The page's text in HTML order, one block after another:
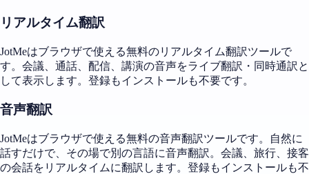
リアルタイム翻訳
JotMeはブラウザで使える無料のリアルタイム翻訳ツールで
す。会議、通話、配信、講演の音声をライブ翻訳・同時通訳と
して表示します。登録もインストールも不要です。
音声翻訳
JotMeはブラウザで使える無料の音声翻訳ツールです。自然に
話すだけで、その場で別の言語に音声翻訳。会議、旅行、接客
の会話をリアルタイムに翻訳します。登録もインストールも不